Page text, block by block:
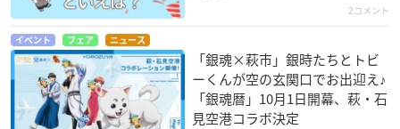
2コメント
イベント フェア ニュース
「銀魂×萩市」銀時たちとトビ
ーくんが空の玄関口でお出迎え♪
「銀魂暦」10月1日開幕、萩・石
見空港コラボ決定